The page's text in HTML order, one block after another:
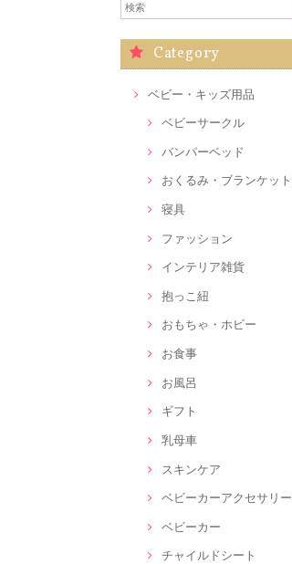
Category
ベビー・キッズ用品
ベビーサークル
バンパーベッド
おくるみ・ブランケット
寝具
ファッション
インテリア雑貨
抱っこ紐
おもちゃ・ホビー
お食事
お風呂
ギフト
乳母車
スキンケア
ベビーカーアクセサリー
ベビーカー
チャイルドシート